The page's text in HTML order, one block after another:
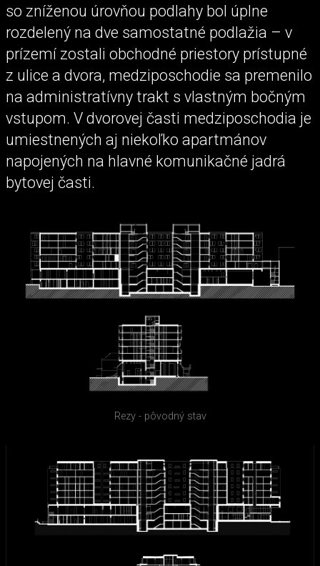
so zníženou úrovňou podlahy bol úplne
rozdelený na dve samostatné podlažia – v
prízemí zostali obchodné priestory prístupné
z ulice a dvora, medziposchodie sa premenilo
na administratívny trakt s vlastným bočným
vstupom. V dvorovej časti medziposchodia je
umiestnených aj niekoľko apartmánov
napojených na hlavné komunikačné jadrá
bytovej časti.
Rezy - pôvodný stav